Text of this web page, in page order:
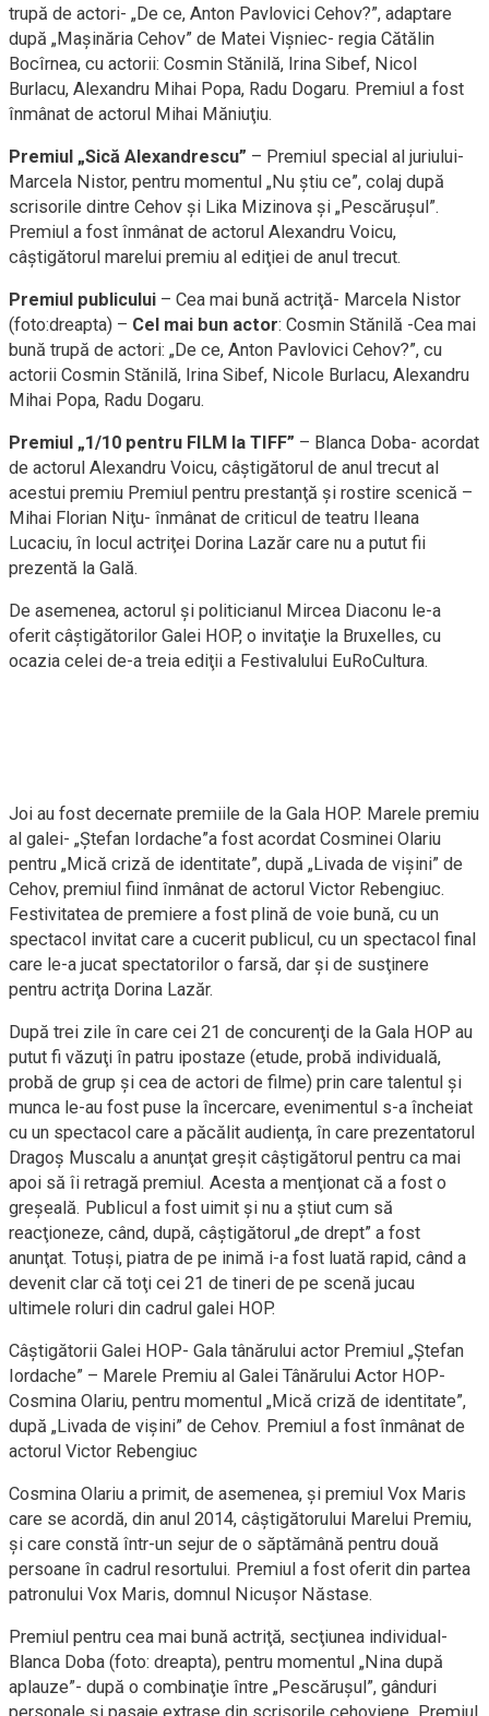
trupă de actori- „De ce, Anton Pavlovici Cehov?”, adaptare
după „Maşinăria Cehov” de Matei Vişniec- regia Cătălin
Bocîrnea, cu actorii: Cosmin Stănilă, Irina Sibef, Nicol
Burlacu, Alexandru Mihai Popa, Radu Dogaru. Premiul a fost
înmânat de actorul Mihai Măniuţiu.
Premiul „Sică Alexandrescu” – Premiul special al juriului-
Marcela Nistor, pentru momentul „Nu ştiu ce”, colaj după
scrisorile dintre Cehov şi Lika Mizinova şi „Pescăruşul”.
Premiul a fost înmânat de actorul Alexandru Voicu,
câştigătorul marelui premiu al ediţiei de anul trecut.
Premiul publicului – Cea mai bună actriţă- Marcela Nistor
(foto:dreapta) – Cel mai bun actor: Cosmin Stănilă -Cea mai
bună trupă de actori: „De ce, Anton Pavlovici Cehov?”, cu
actorii Cosmin Stănilă, Irina Sibef, Nicole Burlacu, Alexandru
Mihai Popa, Radu Dogaru.
Premiul „1/10 pentru FILM la TIFF” – Blanca Doba- acordat
de actorul Alexandru Voicu, câştigătorul de anul trecut al
acestui premiu Premiul pentru prestanţă şi rostire scenică –
Mihai Florian Niţu- înmânat de criticul de teatru Ileana
Lucaciu, în locul actriţei Dorina Lazăr care nu a putut fii
prezentă la Gală.
De asemenea, actorul şi politicianul Mircea Diaconu le-a
oferit câştigătorilor Galei HOP, o invitaţie la Bruxelles, cu
ocazia celei de-a treia ediţii a Festivalului EuRoCultura.
Joi au fost decernate premiile de la Gala HOP. Marele premiu
al galei- „Ştefan Iordache”a fost acordat Cosminei Olariu
pentru „Mică criză de identitate”, după „Livada de vişini” de
Cehov, premiul fiind înmânat de actorul Victor Rebengiuc.
Festivitatea de premiere a fost plină de voie bună, cu un
spectacol invitat care a cucerit publicul, cu un spectacol final
care le-a jucat spectatorilor o farsă, dar şi de susţinere
pentru actriţa Dorina Lazăr.
După trei zile în care cei 21 de concurenţi de la Gala HOP au
putut fi văzuţi în patru ipostaze (etude, probă individuală,
probă de grup şi cea de actori de filme) prin care talentul şi
munca le-au fost puse la încercare, evenimentul s-a încheiat
cu un spectacol care a păcălit audienţa, în care prezentatorul
Dragoş Muscalu a anunţat greşit câştigătorul pentru ca mai
apoi să îi retragă premiul. Acesta a menţionat că a fost o
greşeală. Publicul a fost uimit şi nu a ştiut cum să
reacţioneze, când, după, câştigătorul „de drept” a fost
anunţat. Totuşi, piatra de pe inimă i-a fost luată rapid, când a
devenit clar că toţi cei 21 de tineri de pe scenă jucau
ultimele roluri din cadrul galei HOP.
Câştigătorii Galei HOP- Gala tânărului actor Premiul „Ştefan
Iordache” – Marele Premiu al Galei Tânărului Actor HOP-
Cosmina Olariu, pentru momentul „Mică criză de identitate”,
după „Livada de vişini” de Cehov. Premiul a fost înmânat de
actorul Victor Rebengiuc
Cosmina Olariu a primit, de asemenea, şi premiul Vox Maris
care se acordă, din anul 2014, câştigătorului Marelui Premiu,
şi care constă într-un sejur de o săptămână pentru două
persoane în cadrul resortului. Premiul a fost oferit din partea
patronului Vox Maris, domnul Nicuşor Năstase.
Premiul pentru cea mai bună actriţă, secţiunea individual-
Blanca Doba (foto: dreapta), pentru momentul „Nina după
aplauze”- după o combinaţie între „Pescăruşul”, gânduri